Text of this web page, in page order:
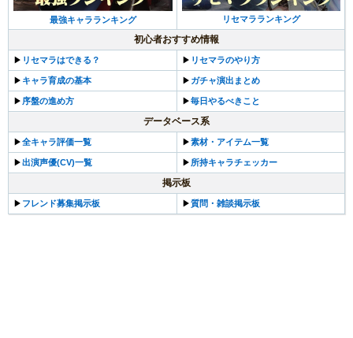
最強キャラランキング リセマラランキング
初心者おすすめ情報
▶︎ リセマラはできる？ ▶︎ リセマラのやり方
▶︎ キャラ育成の基本 ▶︎ ガチャ演出まとめ
▶︎ 序盤の進め方 ▶︎毎日やるべきこと
データベース系
▶︎全キャラ評価一覧 ▶︎素材・アイテム一覧
▶︎出演声優(CV)一覧 ▶︎ 所持キャラチェッカー
掲示板
▶︎ フレンド募集掲示板 ▶︎質問・雑談掲示板